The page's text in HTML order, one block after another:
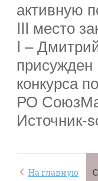
активную
III место
I –
присужден
конкурса
РО
Источник-
На главную